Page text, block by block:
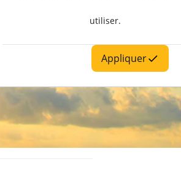
utiliser.
Appliquer